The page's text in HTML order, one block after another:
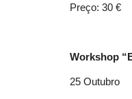
Preço: 30 €
Workshop
25 Outubro